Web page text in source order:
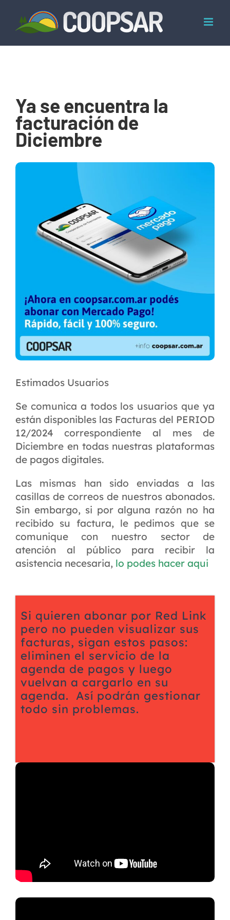
content
Ya se encuentra la
facturación de
Diciembre
Estimados Usuarios
Se comunica a todos los usuarios que ya
están disponibles las Facturas del PERIOD
12/2024 correspondiente al mes de
Diciembre en todas nuestras plataformas
de pagos digitales.
Las mismas han sido enviadas a las
casillas de correos de nuestros abonados.
Sin embargo, si por alguna razón no ha
recibido su factura, le pedimos que se
comunique con nuestro sector de
atención al público para recibir la
asistencia necesaria, lo podes hacer aqui
Si quieren abonar por Red Link
pero no pueden visualizar sus
facturas, sigan estos pasos:
eliminen el servicio de la
agenda de pagos y luego
vuelvan a cargarlo en su
agenda. Así podrán gestionar
todo sin problemas.